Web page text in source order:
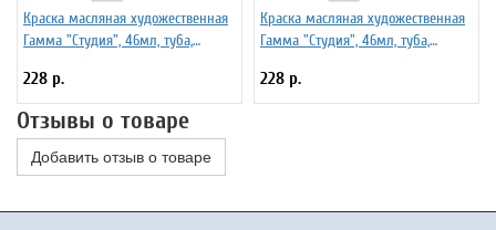
Краска масляная художественная
Гамма "Студия", 46мл, туба,
228 р.
Краска масляная художественная
Гамма "Студия", 46мл, туба,
228 р.
Отзывы о товаре
Добавить отзыв о товаре